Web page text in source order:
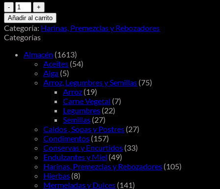
Granger
Premezcla
Cupcake
Chocolate
350g
cantidad
Añadir al carrito
Categoría: Harinas, Premezclas y Rebozadores
Categorías
Almacén (1613)
Aceites (54)
Alga (5)
Arroz, Legumbres y Semillas (75)
Arroz (19)
Carne Vegetal (7)
Legumbres (22)
Semillas (27)
Caldos , Sopas y Postres (27)
Condimentos (157)
Conservas y Encurtidos (33)
Endulzantes y Miel (49)
Harinas, Premezclas y Rebozadores (105)
Hierbas (8)
Mermeladas y Dulces (141)